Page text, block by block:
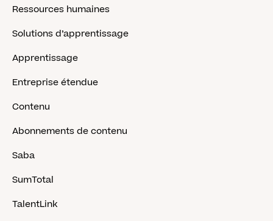
Ressources humaines
Solutions d’apprentissage
Apprentissage
Entreprise étendue
Contenu
Abonnements de contenu
Saba
SumTotal
TalentLink